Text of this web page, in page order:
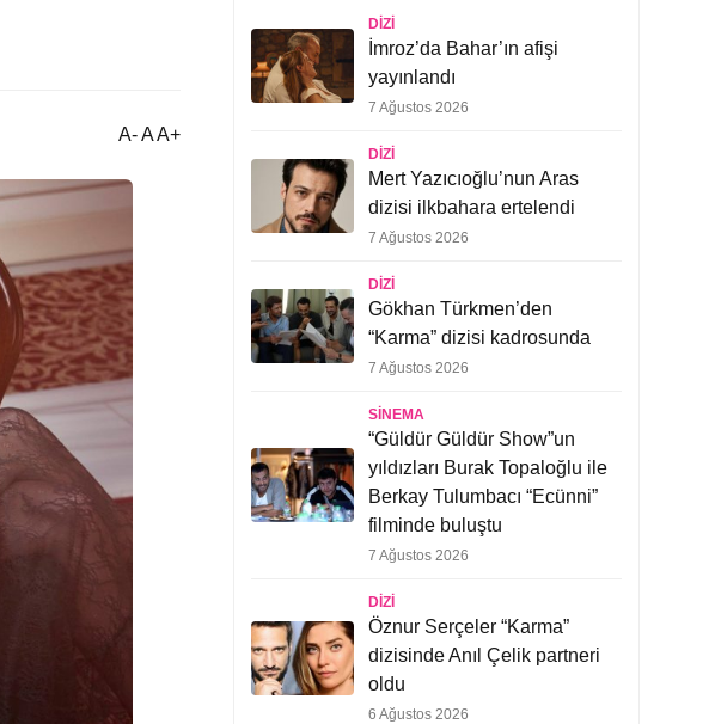
A- A A+
DIZI
İmroz’da Bahar’ın afişi
yayınlandı
7 Ağustos 2026
DIZI
Mert Yazıcıoğlu’nun Aras
dizisi ilkbahara ertelendi
7 Ağustos 2026
DIZI
Gökhan Türkmen’den
“Karma” dizisi kadrosunda
7 Ağustos 2026
SINEMA
“Güldür Güldür Show”un
yıldızları Burak Topaloğlu ile
Berkay Tulumbacı “Ecünni”
filminde buluştu
7 Ağustos 2026
DIZI
Öznur Serçeler “Karma”
dizisinde Anıl Çelik partneri
oldu
6 Ağustos 2026